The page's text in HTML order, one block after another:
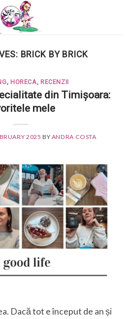
BRICK BY BRICK
, HORECA, RECENZII
din Timișoara:
mele
2025 BY ANDRA COSTA
Dacă tot e început de an și